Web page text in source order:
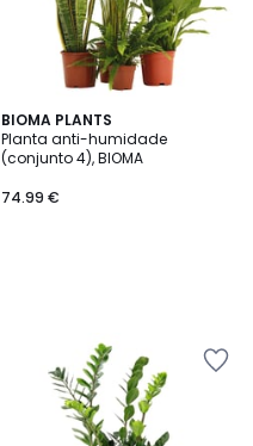
BIOMA PLANTS
Planta anti-humidade
(conjunto 4), BIOMA
74.99 €